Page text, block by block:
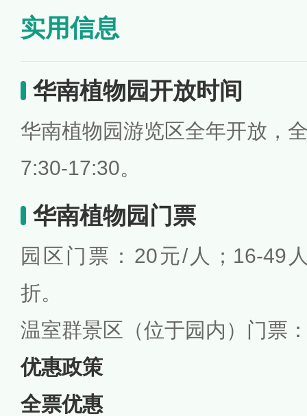
实用信息
华南植物园开放时间
华南植物园游览区全年开放，
7:30-17:30。
华南植物园门票
园区门票：20元/人；16-49
折。
温室群景区（位于园内）门票
优惠政策
全票优惠